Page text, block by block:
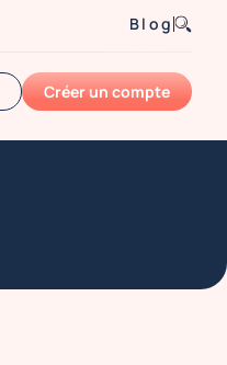
Blog
Créer un compte